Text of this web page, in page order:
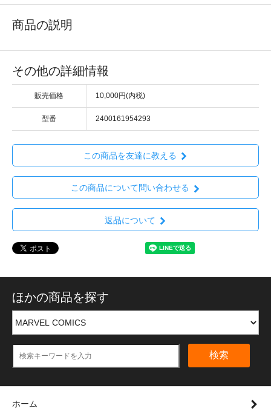
商品の説明
その他の詳細情報
販売価格 10,000円(内税)
型番 2400161954293
この商品を友達に教える
この商品について問い合わせる
返品について
ほかの商品を探す
検索
ホーム